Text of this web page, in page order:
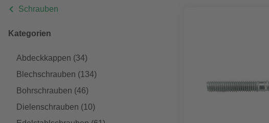
Schrauben
Kategorien
Abdeckkappen (34)
Blechschrauben (134)
Bohrschrauben (46)
Dielenschrauben (10)